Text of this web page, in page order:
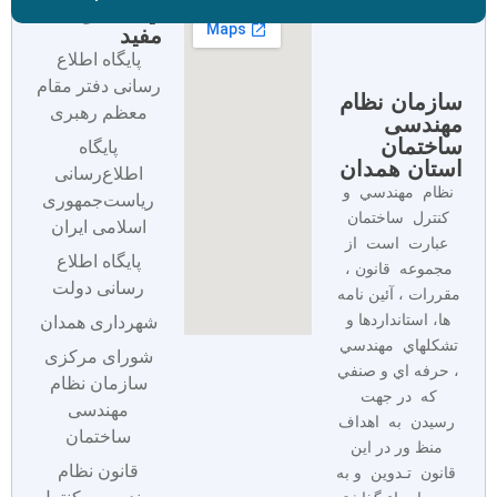
سازمان نظام
مهندسی
ساختمان
استان همدان
نظام مهندسي و
كنترل ساختمان
عبارت است از
مجموعه قانون ،
مقررات ، آئين نامه
ها، استانداردها و
تشكلهاي مهندسي
، حرفه اي و صنفي
كه در جهت
رسيدن به اهداف
منظ ور در اين
قانون تـدوين و به
مفید
پایگاه اطلاع
رسانی دفتر مقام
معظم رهبری
پایگاه
اطلاع‌رسانی
ریاست‌جمهوری
اسلامی ایران
پایگاه اطلاع
رسانی دولت
شهرداری همدان
شورای مرکزی
سازمان نظام
مهندسی
ساختمان
قانون نظام